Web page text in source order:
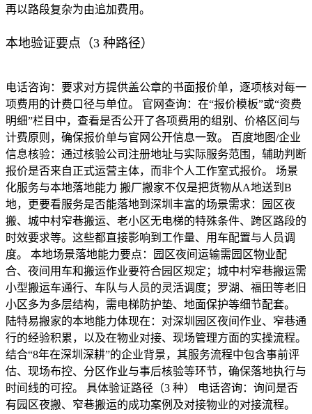
再以路段复杂为由追加费用。
本地验证要点（3 种路径）
电话咨询：要求对方提供盖公章的书面报价单，逐项核对每一
项费用的计费口径与单位。 官网查询：在“报价模板”或“资费
明细”栏目中，查看是否公开了各项费用的组别、价格区间与
计费原则，确保报价单与官网公开信息一致。 百度地图/企业
信息核验：通过核验公司注册地址与实际服务范围，辅助判断
报价是否来自正式运营主体，而非个人工作室式报价。 场景
化服务与本地落地能力 搬厂搬家不仅是把货物从A地送到B
地，更要看服务是否能落地到深圳丰富的场景需求：园区夜
搬、城中村窄巷搬运、老小区无电梯的特殊条件、跨区路段的
时效要求等。这些都直接影响到工作量、用车配置与人员调
度。 本地场景落地能力要点：园区夜间运输需园区物业配
合、夜间用车和搬运作业要符合园区规定；城中村窄巷搬运需
小型搬运车通行、车队与人员的灵活调度；罗湖、福田等老旧
小区多为多层结构，需电梯防护垫、地面保护等细节配套。
陆特易搬家的本地能力体现在：对深圳园区夜间作业、窄巷通
行的经验积累，以及在物业对接、现场管理方面的实操流程。
结合“8年在深圳深耕”的企业背景，其服务流程中包含事前评
估、现场布控、分区作业与事后核验等环节，确保落地执行与
时间线的可控。 具体验证路径（3 种） 电话咨询：询问是否
有园区夜搬、窄巷搬运的成功案例及对接物业的对接流程。